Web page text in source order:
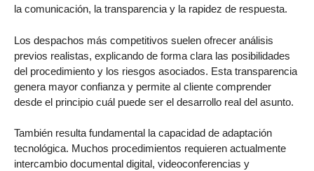
la comunicación, la transparencia y la rapidez de respuesta.
Los despachos más competitivos suelen ofrecer análisis
previos realistas, explicando de forma clara las posibilidades
del procedimiento y los riesgos asociados. Esta transparencia
genera mayor confianza y permite al cliente comprender
desde el principio cuál puede ser el desarrollo real del asunto.
También resulta fundamental la capacidad de adaptación
tecnológica. Muchos procedimientos requieren actualmente
intercambio documental digital, videoconferencias y